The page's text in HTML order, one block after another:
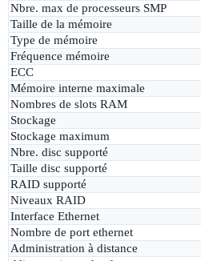
Nbre. max de processeurs SMP
Taille de la mémoire
Type de mémoire
Fréquence mémoire
ECC
Mémoire interne maximale
Nombres de slots RAM
Stockage
Stockage maximum
Nbre. disc supporté
Taille disc supporté
RAID supporté
Niveaux RAID
Interface Ethernet
Nombre de port ethernet
Administration à distance